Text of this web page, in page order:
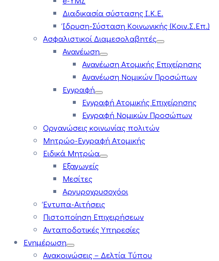
Διαδικασία σύστασης Ι.Κ.Ε.
Ίδρυση-Σύσταση Κοινωνικής (Κοιν.Σ.Επ.)
Ασφαλιστικοί Διαμεσολαβητές
Ανανέωση
Ανανέωση Ατομικής Επιχείρησης
Ανανέωση Νομικών Προσώπων
Εγγραφή
Εγγραφή Ατομικής Επιχείρησης
Εγγραφή Νομικών Προσώπων
Οργανώσεις κοινωνίας πολιτών
Μητρώο-Εγγραφή Ατομικής
Ειδικά Μητρώα
Εξαγωγείς
Μεσίτες
Αργυροχρυσοχόοι
Έντυπα-Αιτήσεις
Πιστοποίηση Επιχειρήσεων
Ανταποδοτικές Υπηρεσίες
Ενημέρωση
Ανακοινώσεις – Δελτία Τύπου